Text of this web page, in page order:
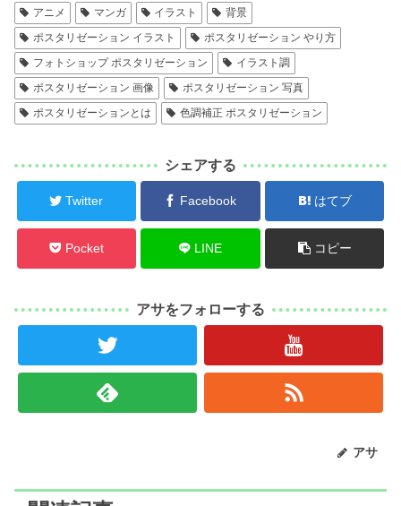
アニメ マンガ イラスト
背景
ポスタリゼーション イラスト
ポスタリゼーション やり方
フォトショップ ポスタリゼーション
イラスト調
ポスタリゼーション 画像
ポスタリゼーション 写真
ポスタリゼーションとは
色調補正 ポスタリゼーション
シェアする
Twitter Facebook はてブ
Pocket LINE コピー
アサをフォローする
アサ